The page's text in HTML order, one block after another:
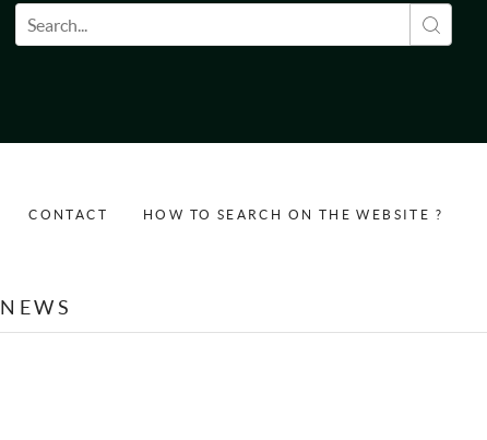
Search form
CONTACT HOW TO SEARCH ON THE WEBSITE ?
NEWS